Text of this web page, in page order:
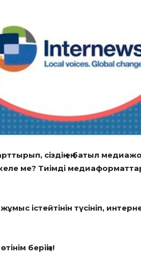
сіздің ең батыл
ме? Тиімді
істейтінін түсініп,
беріңіз!